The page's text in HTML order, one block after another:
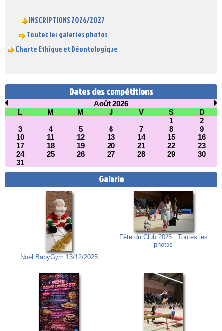
Toutes les galeries photos
Charte Ethique et Déontologique
Dates des compétitions
Août 2026
L
M M J V S
D
1
2
3
4 5 6 7 8
9
10
11 12 13 14 15
16
17
18 19 20 21 22
23
24
25 26 27 28 29
30
31
Galerie
Noël BabyGym 13/12/2025
Fête du Club 2025 : Toutes les
photos